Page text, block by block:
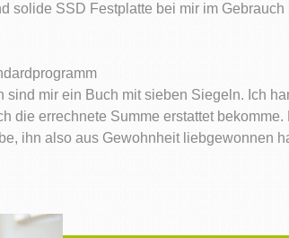
solide SSD Festplatte bei mir im
sind mir ein Buch mit sieben Siegeln. Ich
die errechnete Summe erstattet
ihn also aus Gewohnheit liebgewonnen